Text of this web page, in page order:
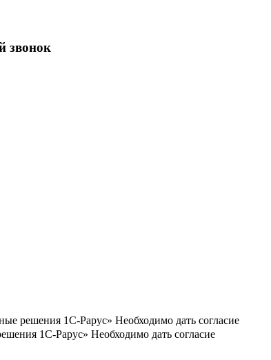
звонок
решения 1С-Рарус» Необходимо дать согласие
1С-Рарус» Необходимо дать согласие